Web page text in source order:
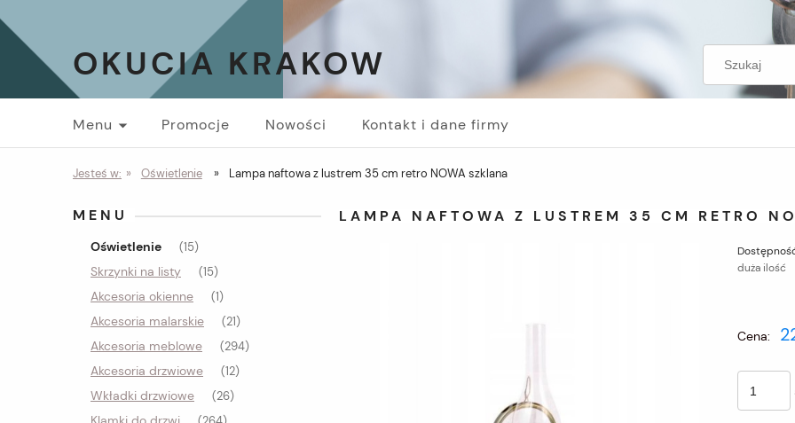
OKUCIA KRAKOW
Menu Promocje Nowości Kontakt i dane firmy
Jesteś w: » Oświetlenie » Lampa naftowa z lustrem 35 cm retro NOWA szklana
MENU
Oświetlenie (15)
Skrzynki na listy (15)
Akcesoria okienne (1)
Akcesoria malarskie (21)
Akcesoria meblowe (294)
Akcesoria drzwiowe (12)
Wkładki drzwiowe (26)
LAMPA NAFTOWA Z LUSTREM 35 CM RETRO
duża ilość
Cena: